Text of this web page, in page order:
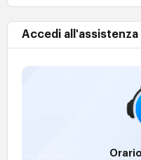
Accedi all'assistenza